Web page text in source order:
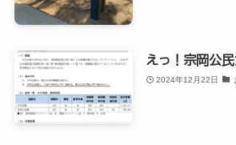
えっ！宗岡公
2024年12月22日